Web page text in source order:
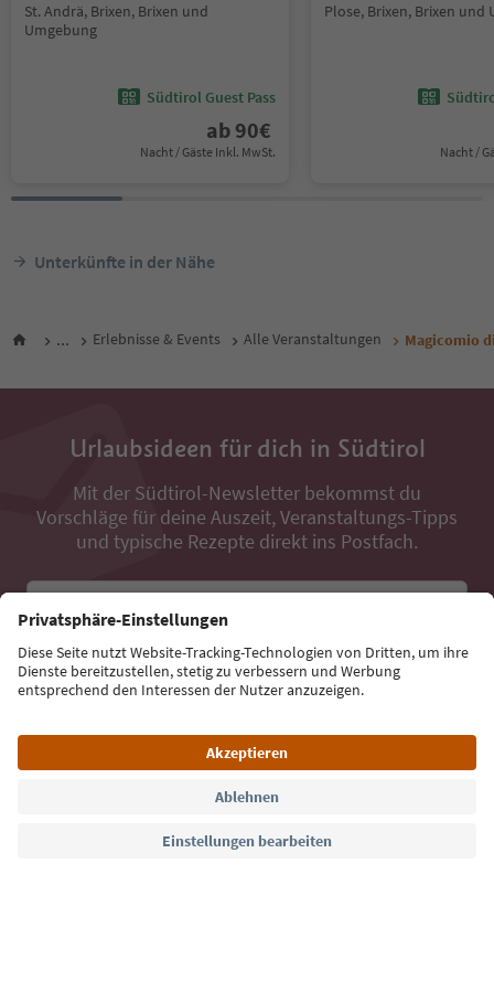
St. Andrä, Brixen, Brixen und
Umgebung
Südtirol Guest Pass
ab 90€
Nacht / Gäste Inkl. MwSt.
Plose, Brixen, Brixen und
Nacht /
Unterkünfte in der Nähe
... Erlebnisse & Events Alle Veranstaltungen Magicomio
Urlaubsideen für dich in Südtirol
Mit der Südtirol-Newsletter bekommst du
Vorschläge für deine Auszeit, Veranstaltungs-Tipps
und typische Rezepte direkt ins Postfach.
Jetzt anmelden